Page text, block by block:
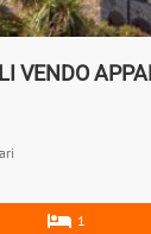
VENDO
1